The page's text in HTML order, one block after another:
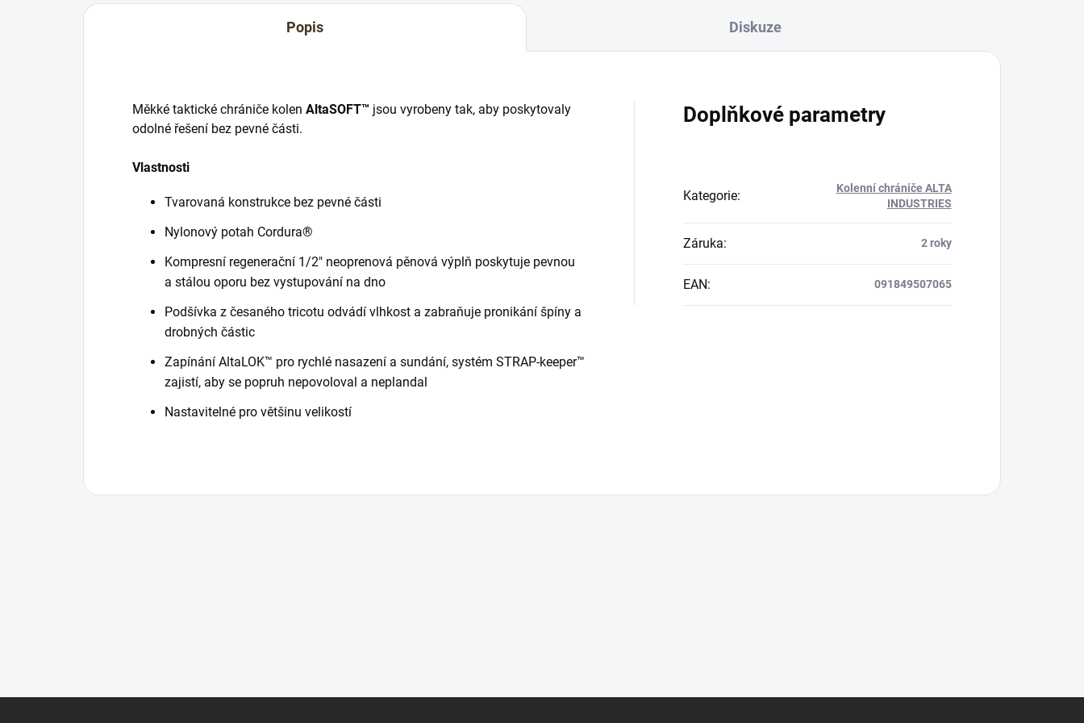
Popis Diskuze
Měkké taktické chrániče kolen AltaSOFT™ jsou vyrobeny tak, aby poskytovaly
odolné řešení bez pevné části.
Vlastnosti
Tvarovaná konstrukce bez pevné části
Nylonový potah Cordura®
Kompresní regenerační 1/2" neoprenová pěnová výplň poskytuje pevnou
a stálou oporu bez vystupování na dno
Podšívka z česaného tricotu odvádí vlhkost a zabraňuje pronikání špíny a
drobných částic
Zapínání AltaLOK™ pro rychlé nasazení a sundání, systém STRAP-keeper™
zajistí, aby se popruh nepovoloval a neplandal
Nastavitelné pro většinu velikostí
Doplňkové parametry
Kategorie:
Kolenní chrániče ALTA
INDUSTRIES
Záruka: 2 roky
EAN: 091849507065